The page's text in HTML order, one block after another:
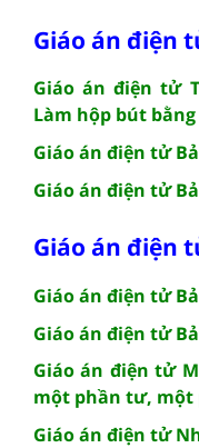
Giáo án điện
Giáo án điện tử
Làm hộp bút
Giáo án điện tử
Giáo án điện tử
Giáo án điện
Giáo án điện tử
Giáo án điện tử
Giáo án điện tử
một phần tư, một
Giáo án điện tử